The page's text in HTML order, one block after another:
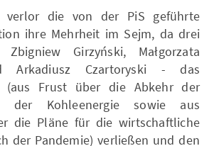
verlor die von der PiS geführte
ihre Mehrheit im Sejm, da drei
Girzyński, Małgorzata
Arkadiusz Czartoryski - das
(aus Frust über die Abkehr der
der Kohleenergie sowie aus
die Pläne für die wirtschaftliche
der Pandemie) verließen und den